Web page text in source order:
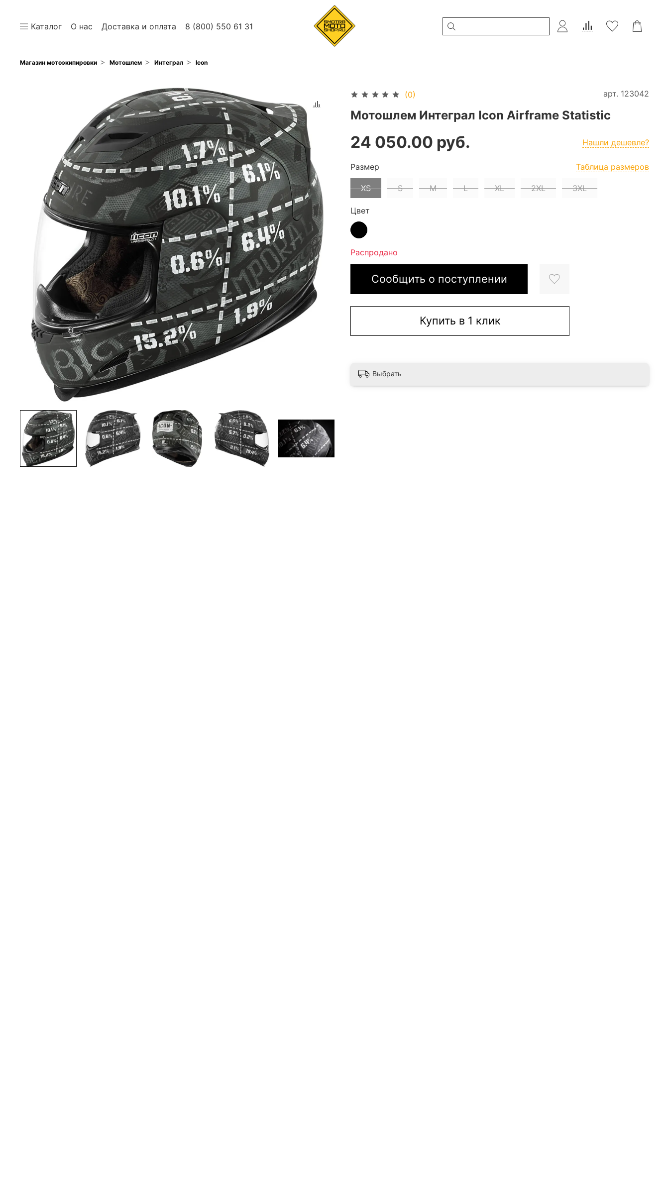
Каталог О нас Доставка и оплата 8 (800) 550 61 31
Магазин мотоэкипировки Мотошлем Интеграл Icon
(0) арт. 123042
Мотошлем Интеграл Icon Airframe Statistic
24 050.00 руб. Нашли дешевле?
Сообщить о поступлении
Купить в 1 клик
Размер Таблица размеров
XS S M L XL 2XL 3XL
Цвет
Распродано
Выбрать